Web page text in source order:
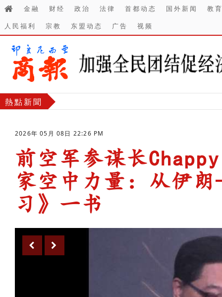
金融 财经 政治 法律 首都动态 国外新闻
教
人民福利
宗教 东盟动态 广告 视频
熱點新聞
2026年 05月 08日 22:26 PM
前空军参谋长
家空中力量：从伊
习》一书